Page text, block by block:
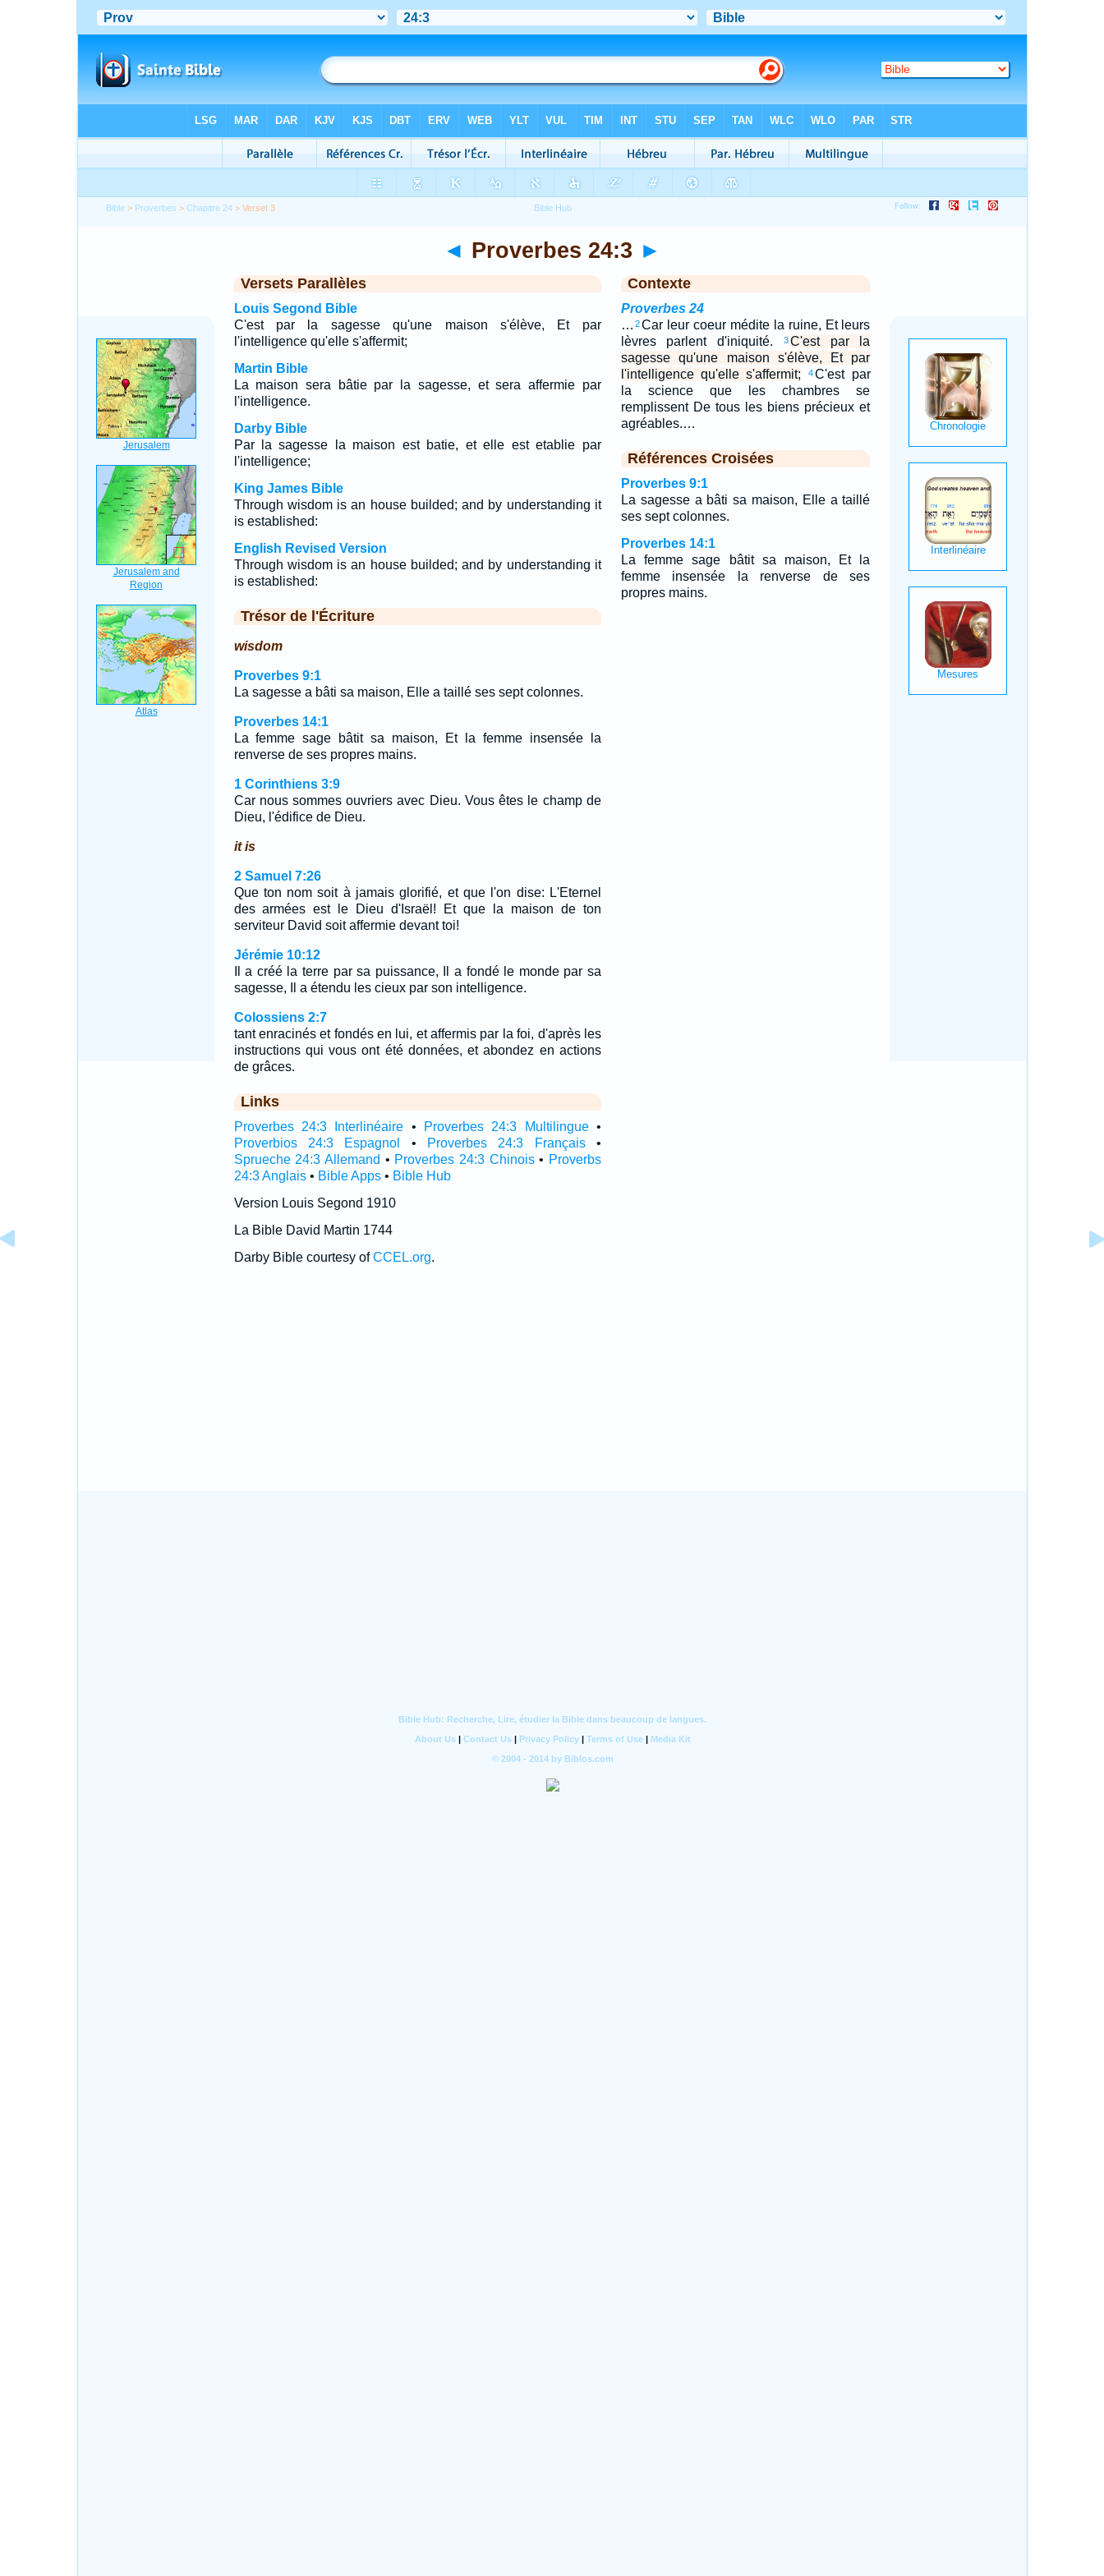
Bible > Proverbes >Chapitre 24 > Verset 3
◄ Proverbes 24:3 ►
Versets Parallèles
Louis Segond Bible
C'est par la sagesse qu'une maison s'élève, Et par
l'intelligence qu'elle s'affermit;
Martin Bible
La maison sera bâtie par la sagesse, et sera affermie par
l'intelligence.
Darby Bible
Par la sagesse la maison est batie, et elle est etablie par
l'intelligence;
King James Bible
Through wisdom is an house builded; and by understanding it
is established:
English Revised Version
Through wisdom is an house builded; and by understanding it
is established:
Trésor de l'Écriture
wisdom
Proverbes 9:1
La sagesse a bâti sa maison, Elle a taillé ses sept colonnes.
Proverbes 14:1
La femme sage bâtit sa maison, Et la femme insensée la
renverse de ses propres mains.
1 Corinthiens 3:9
Car nous sommes ouvriers avec Dieu. Vous êtes le champ de
Dieu, l'édifice de Dieu.
it is
2 Samuel 7:26
Que ton nom soit à jamais glorifié, et que l'on dise: L'Eternel
des armées est le Dieu d'Israël! Et que la maison de ton
serviteur David soit affermie devant toi!
Jérémie 10:12
Il a créé la terre par sa puissance, Il a fondé le monde par sa
sagesse, Il a étendu les cieux par son intelligence.
Colossiens 2:7
tant enracinés et fondés en lui, et affermis par la foi, d'après les
instructions qui vous ont été données, et abondez en actions
de grâces.
Links
Proverbes 24:3 Interlinéaire • Proverbes 24:3 Multilingue•
Proverbios 24:3 Espagnol
• Proverbes 24:3 Français•
Sprueche 24:3 Allemand • Proverbes 24:3 Chinois• Proverbs
24:3 Anglais• Bible Apps• Bible Hub
Version Louis Segond 1910
La Bible David Martin 1744
Darby Bible courtesy ofCCEL.org.
Contexte
Proverbes 24
… 2Car leur coeur médite la ruine, Et leurs
lèvres parlent d'iniquité.
3 C'est par la
sagesse qu'une maison s'élève, Et par
l'intelligence qu'elle s'affermit;
4C'est par
la science que les chambres se
remplissent De tous les biens précieux et
agréables.…
Références Croisées
Proverbes 9:1
La sagesse a bâti sa maison, Elle a taillé
ses sept colonnes.
Proverbes 14:1
La femme sage bâtit sa maison, Et la
femme insensée la renverse de ses
propres mains.